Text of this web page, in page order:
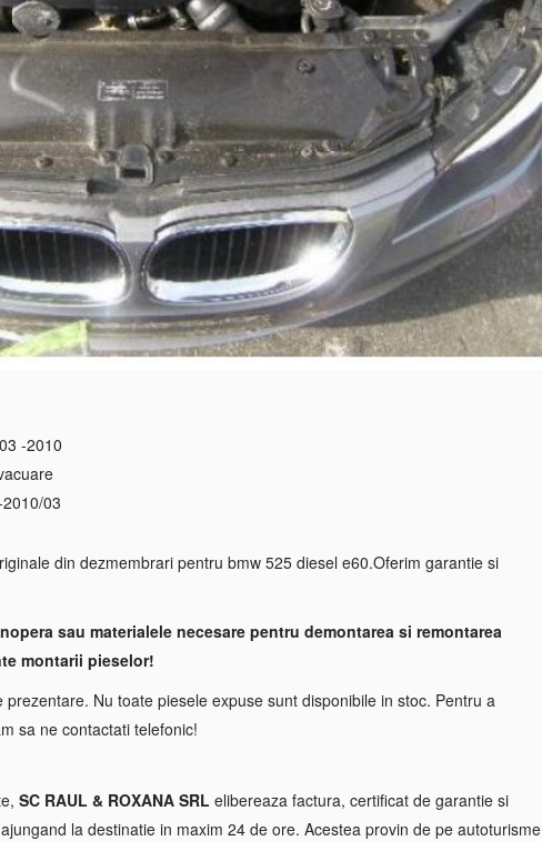
-2010
03
din dezmembrari pentru bmw 525 diesel e60.Oferim garantie si
sau materialele necesare pentru demontarea si remontarea
montarii pieselor!
Nu toate piesele expuse sunt disponibile in stoc. Pentru a
sa ne contactati telefonic!
SC RAUL & ROXANA SRL elibereaza factura, certificat de garantie si
la destinatie in maxim 24 de ore. Acestea provin de pe autoturisme